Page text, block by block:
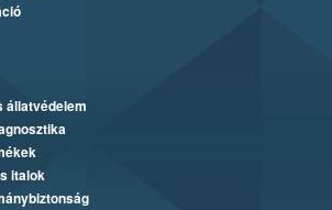
állatvédelem
italok